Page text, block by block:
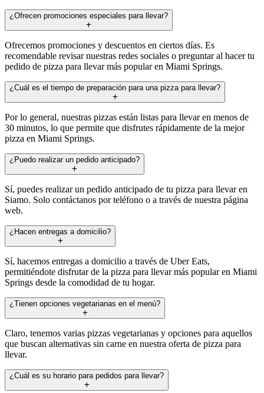
¿Ofrecen promociones especiales para llevar?
Ofrecemos promociones y descuentos en ciertos días. Es
recomendable revisar nuestras redes sociales o preguntar al hacer tu
pedido de pizza para llevar más popular en Miami Springs.
¿Cuál es el tiempo de preparación para una pizza para llevar?
Por lo general, nuestras pizzas están listas para llevar en menos de
30 minutos, lo que permite que disfrutes rápidamente de la mejor
pizza en Miami Springs.
¿Puedo realizar un pedido anticipado?
Sí, puedes realizar un pedido anticipado de tu pizza para llevar en
Siamo. Solo contáctanos por teléfono o a través de nuestra página
web.
¿Hacen entregas a domicilio?
Sí, hacemos entregas a domicilio a través de Uber Eats,
permitiéndote disfrutar de la pizza para llevar más popular en Miami
Springs desde la comodidad de tu hogar.
¿Tienen opciones vegetarianas en el menú?
Claro, tenemos varias pizzas vegetarianas y opciones para aquellos
que buscan alternativas sin carne en nuestra oferta de pizza para
llevar.
¿Cuál es su horario para pedidos para llevar?